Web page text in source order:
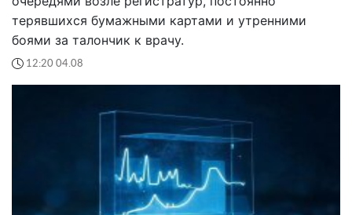
терявшихся бумажными картами и утренними
боями за талончик к врачу.
12:20 04.08